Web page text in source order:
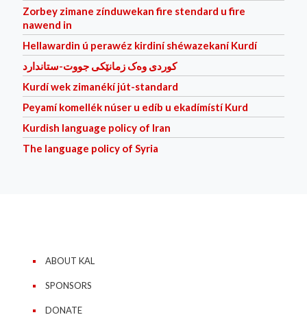
Zorbey zimane zínduwekan fire stendard u fire
nawend in
Hellawardin ú perawéz kirdiní shéwazekaní Kurdí
کوردی وه‌ک زمانێکی جووت-ستاندارد
Kurdí wek zimanékí jút-standard
Peyamí komellék núser u edíb u ekadímístí Kurd
Kurdish language policy of Iran
The language policy of Syria
ABOUT KAL
SPONSORS
DONATE